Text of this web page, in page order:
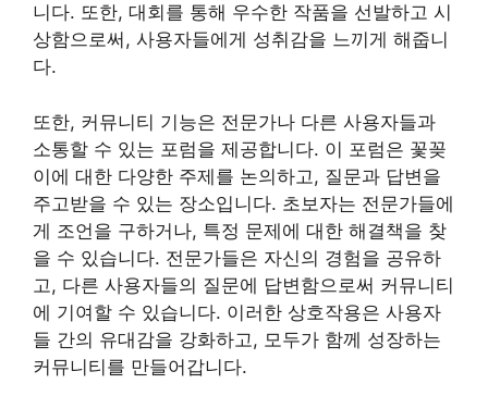
니다. 또한, 대회를 통해 우수한 작품을 선발하고 시
상함으로써, 사용자들에게 성취감을 느끼게 해줍니
다.
또한, 커뮤니티 기능은 전문가나 다른 사용자들과
소통할 수 있는 포럼을 제공합니다. 이 포럼은 꽃꽂
이에 대한 다양한 주제를 논의하고, 질문과 답변을
주고받을 수 있는 장소입니다. 초보자는 전문가들에
게 조언을 구하거나, 특정 문제에 대한 해결책을 찾
을 수 있습니다. 전문가들은 자신의 경험을 공유하
고, 다른 사용자들의 질문에 답변함으로써 커뮤니티
에 기여할 수 있습니다. 이러한 상호작용은 사용자
들 간의 유대감을 강화하고, 모두가 함께 성장하는
커뮤니티를 만들어갑니다.